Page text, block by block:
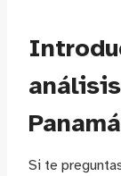
Panamá
Si te